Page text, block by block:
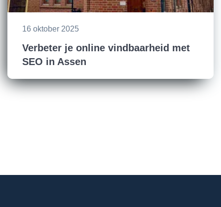
16 oktober 2025
Verbeter je online vindbaarheid met
SEO in Assen